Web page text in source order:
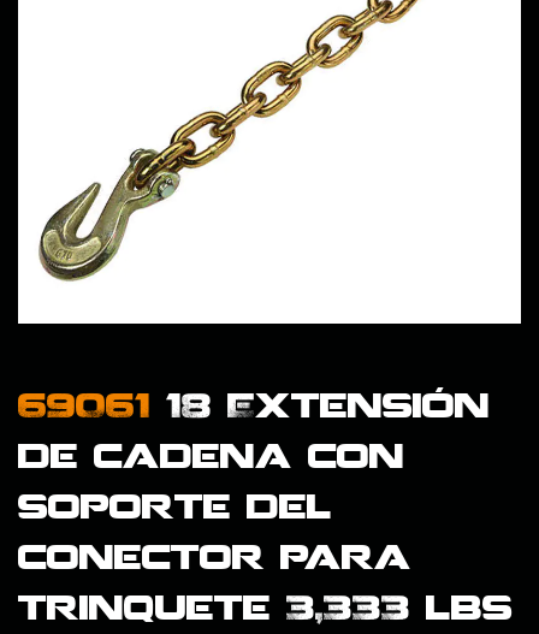
69061 18 Extensión
de cadena con
soporte del
conector para
trinquete 3,333 lbs